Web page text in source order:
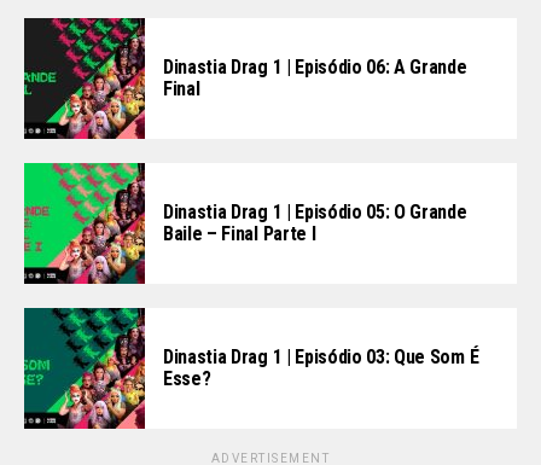
Dinastia Drag 1 | Episódio 06: A Grande
Final
Dinastia Drag 1 | Episódio 05: O Grande
Baile – Final Parte I
Dinastia Drag 1 | Episódio 03: Que Som É
Esse?
ADVERTISEMENT